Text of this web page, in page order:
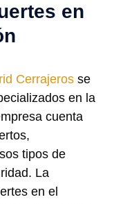
en
Cerrajeros se
en la
cuenta
tipos de
La
en el